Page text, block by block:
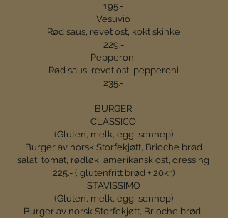
195.-
Vesuvio
Rød saus, revet ost, kokt skinke
229.-
Pepperoni
Rød saus, revet ost, pepperoni
235.-
BURGER
CLASSICO
(Gluten, melk, egg, sennep)
Burger av norsk Storfekjøtt, Brioche brød
salat, tomat, rødløk, amerikansk ost, dressing
225.- ( glutenfritt brød + 20kr)
STAVISSIMO
(Gluten, melk, egg, sennep)
Burger av norsk Storfekjøtt, Brioche brød,